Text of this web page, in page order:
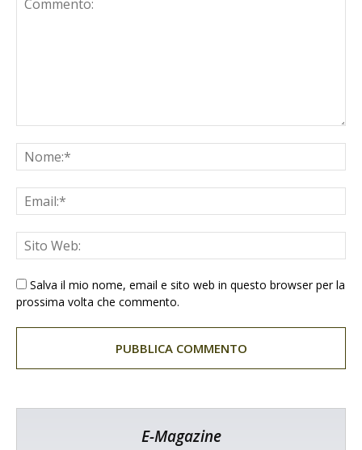
Salva il mio nome, email e sito web in questo browser per la
prossima volta che commento.
E-Magazine